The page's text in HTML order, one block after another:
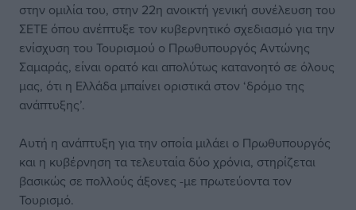
στην ομιλία του, στην 22η ανοικτή γενική συνέλευση του
ΣΕΤΕ όπου ανέπτυξε τον κυβερνητικό σχεδιασμό για την
ενίσχυση του Τουρισμού ο Πρωθυπουργός Αντώνης
Σαμαράς, είναι ορατό και απολύτως κατανοητό σε όλους
μας, ότι η Ελλάδα μπαίνει οριστικά στον ‘δρόμο της
ανάπτυξης’.
Αυτή η ανάπτυξη για την οποία μιλάει ο Πρωθυπουργός
και η κυβέρνηση τα τελευταία δύο χρόνια, στηρίζεται
βασικώς σε πολλούς άξονες -με πρωτεύοντα τον
Τουρισμό.